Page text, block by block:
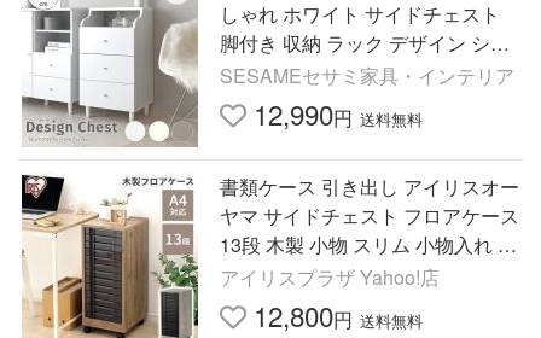
しゃれ ホワイト サイドチェスト
脚付き 収納 ラック デザイン シン
プル ナチュラル ディスプレイ ス
リム neine/NIN82-45H
SESAMEセサミ家具・インテリア
12,990円 送料無料
書類ケース 引き出し アイリスオー
ヤマ サイドチェスト フロアケース
13段 木製 小物 スリム 小物入れ 小
物収納 オフィス収納 書類ボックス
MFE7130
アイリスプラザ Yahoo!店
12,800円 送料無料